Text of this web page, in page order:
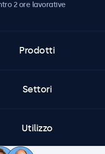
2 ore lavorative
Prodotti
Settori
Utilizzo